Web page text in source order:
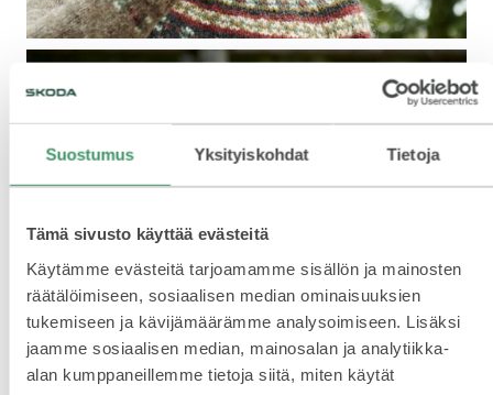
Suostumus Yksityiskohdat Tietoja
Tämä sivusto käyttää evästeitä
Käytämme evästeitä tarjoamamme sisällön ja mainosten
räätälöimiseen, sosiaalisen median ominaisuuksien
tukemiseen ja kävijämäärämme analysoimiseen. Lisäksi
jaamme sosiaalisen median, mainosalan ja analytiikka-
alan kumppaneillemme tietoja siitä, miten käytät